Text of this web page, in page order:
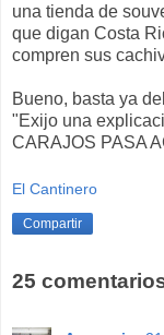
una tienda de
que digan Costa
compren sus
Bueno, basta ya
"Exijo una
CARAJOS PASA
El Cantinero
Compartir
25